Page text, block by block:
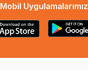
Mobil Uygulamalarımız